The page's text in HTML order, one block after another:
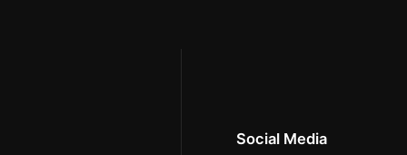
Social Media